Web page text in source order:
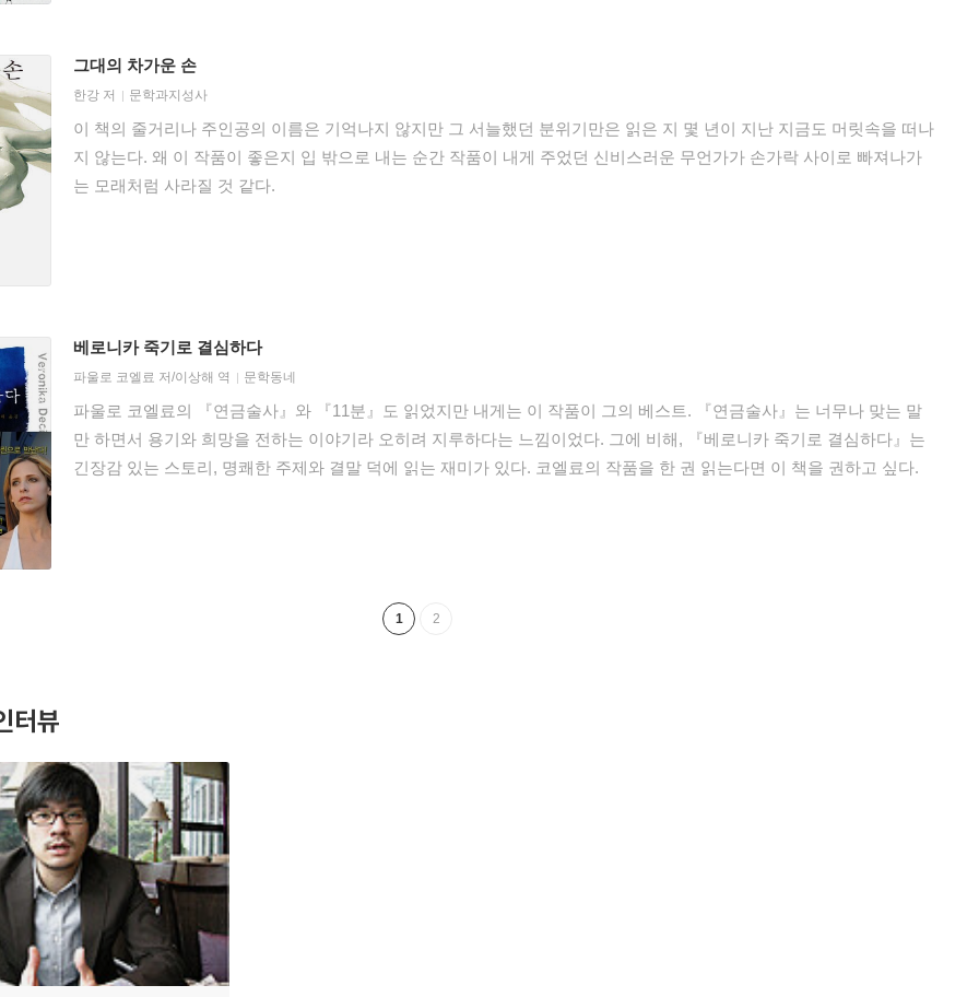
그대의 차가운 손
한강 저 문학과지성사
이 책의 줄거리나 주인공의 이름은 기억나지 않지만 그 서늘했던 분위기만은 읽은 지 몇 년이 지난 지금도 머릿속을 떠나
지 않는다. 왜 이 작품이 좋은지 입 밖으로 내는 순간 작품이 내게 주었던 신비스러운 무언가가 손가락 사이로 빠져나가
는 모래처럼 사라질 것 같다.
베로니카 죽기로 결심하다
파울로 코엘료 저/이상해 역 문학동네
파울로 코엘료의 『연금술사』와 『11분』도 읽었지만 내게는 이 작품이 그의 베스트. 『연금술사』는 너무나 맞는 말
만 하면서 용기와 희망을 전하는 이야기라 오히려 지루하다는 느낌이었다. 그에 비해, 『베로니카 죽기로 결심하다』는
긴장감 있는 스토리, 명쾌한 주제와 결말 덕에 읽는 재미가 있다. 코엘료의 작품을 한 권 읽는다면 이 책을 권하고 싶다.
1 2
터뷰